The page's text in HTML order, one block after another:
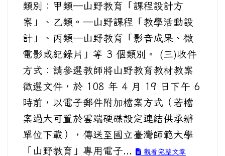
類別：甲類─山野教育「課程設計方
案」、乙類。─山野課程「教學活動設
計」、丙類─山野教育「影音成果、微
電影或紀錄片」等 3 個類別。 (三)收件
方式：請參選教師將山野教育教材教案
徵選文件，於 108 年 4 月 19 日下午 6
時前，以電子郵件附加檔案方式（若檔
案過大可置於雲端硬碟設定連結供承辦
單位下載），傳送至國立臺灣師範大學
「山野教育」專用電子...
觀看完整文章